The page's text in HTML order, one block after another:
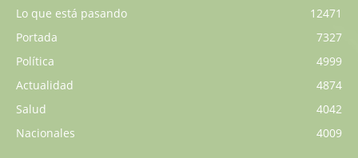
Lo que está pasando
12471
Portada
7327
Política
4999
Actualidad
4874
Salud
4042
Nacionales
4009